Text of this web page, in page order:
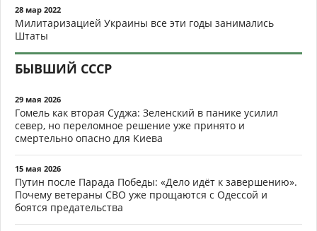
28 мар 2022
Милитаризацией Украины все эти годы занимались
Штаты
БЫВШИЙ СССР
29 мая 2026
Гомель как вторая Суджа: Зеленский в панике усилил
север, но переломное решение уже принято и
смертельно опасно для Киева
15 мая 2026
Путин после Парада Победы: «Дело идёт к завершению».
Почему ветераны СВО уже прощаются с Одессой и
боятся предательства